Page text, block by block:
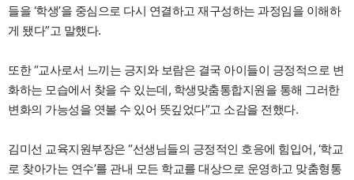
들을 ‘학생’을 중심으로 다시 연결하고 재구성하는 과정임을 이해하
게 됐다”고 말했다.
또한 “교사로서 느끼는 긍지와 보람은 결국 아이들이 긍정적으로 변
화하는 모습에서 찾을 수 있는데, 학생맞춤통합지원을 통해 그러한
변화의 가능성을 엿볼 수 있어 뜻깊었다”고 소감을 전했다.
김미선 교육지원부장은 “선생님들의 긍정적인 호응에 힘입어, ‘학교
로 찾아가는 연수’를 관내 모든 학교를 대상으로 운영하고 맞춤형통